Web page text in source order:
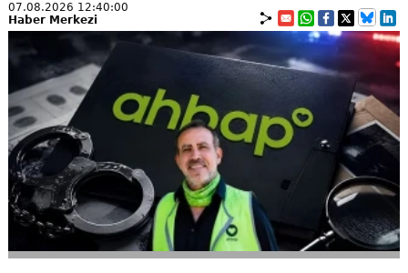
07.08.2026 12:40:00
Haber Merkezi